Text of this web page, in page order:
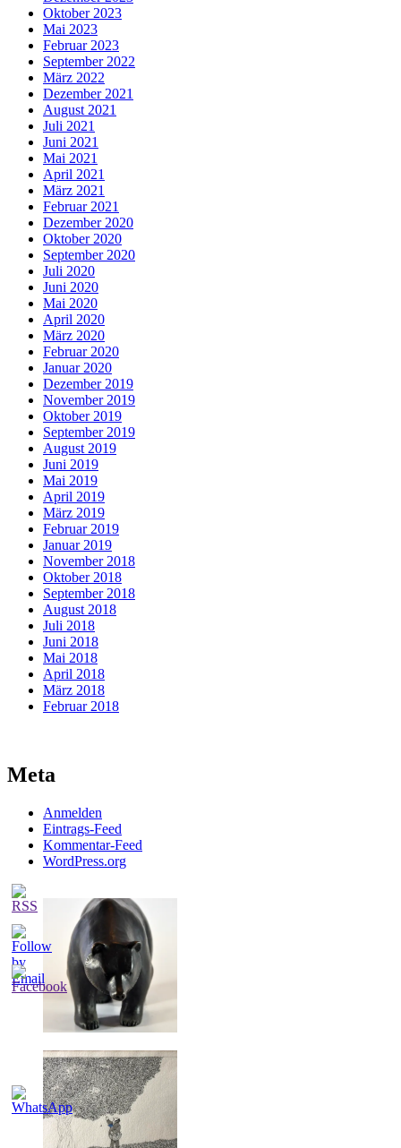
Oktober 2023
Mai 2023
Februar 2023
September 2022
März 2022
Dezember 2021
August 2021
Juli 2021
Juni 2021
Mai 2021
April 2021
März 2021
Februar 2021
Dezember 2020
Oktober 2020
September 2020
Juli 2020
Juni 2020
Mai 2020
April 2020
März 2020
Februar 2020
Januar 2020
Dezember 2019
November 2019
Oktober 2019
September 2019
August 2019
Juni 2019
Mai 2019
April 2019
März 2019
Februar 2019
Januar 2019
November 2018
Oktober 2018
September 2018
August 2018
Juli 2018
Juni 2018
Mai 2018
April 2018
März 2018
Februar 2018
Meta
Anmelden
Eintrags-Feed
Kommentar-Feed
WordPress.org